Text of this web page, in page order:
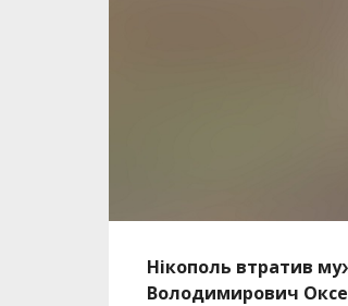
Нікополь втратив
Володимирович